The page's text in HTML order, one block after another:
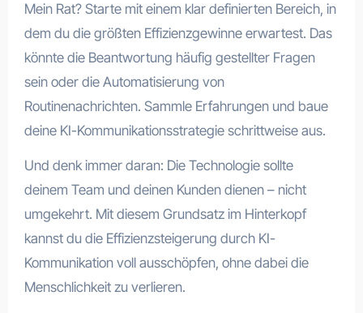
Mein Rat? Starte mit einem klar definierten Bereich, in
dem du die größten Effizienzgewinne erwartest. Das
könnte die Beantwortung häufig gestellter Fragen
sein oder die Automatisierung von
Routinenachrichten. Sammle Erfahrungen und baue
deine KI-Kommunikationsstrategie schrittweise aus.
Und denk immer daran: Die Technologie sollte
deinem Team und deinen Kunden dienen – nicht
umgekehrt. Mit diesem Grundsatz im Hinterkopf
kannst du die Effizienzsteigerung durch KI-
Kommunikation voll ausschöpfen, ohne dabei die
Menschlichkeit zu verlieren.